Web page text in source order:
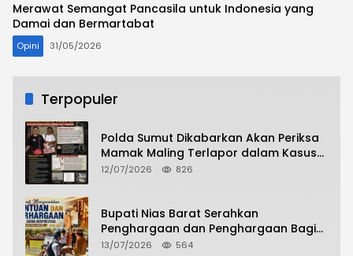
Merawat Semangat Pancasila untuk Indonesia yang
Damai dan Bermartabat
Opini 31/05/2026
Terpopuler
Polda Sumut Dikabarkan Akan Periksa
Mamak Maling Terlapor dalam Kasus
Dugaan Penipuan Bermodus Surat
12/07/2026 826
Bupati Nias Barat Serahkan
Penghargaan dan Penghargaan Bagi
Siswa Berprestasi Pada Pembukaan TA
13/07/2026 564